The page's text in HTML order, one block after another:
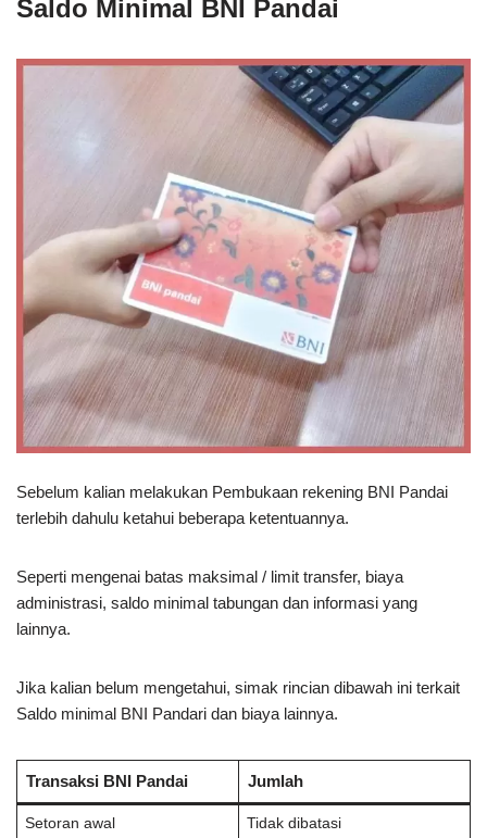
Saldo Minimal BNI Pandai
Sebelum kalian melakukan Pembukaan rekening BNI Pandai
terlebih dahulu ketahui beberapa ketentuannya.
Seperti mengenai batas maksimal / limit transfer, biaya
administrasi, saldo minimal tabungan dan informasi yang
lainnya.
Jika kalian belum mengetahui, simak rincian dibawah ini terkait
Saldo minimal BNI Pandari dan biaya lainnya.
Transaksi BNI Pandai Jumlah
Setoran awal Tidak dibatasi